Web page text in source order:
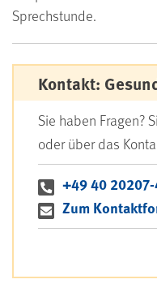
Sprechstunde.
Kontakt:
Sie haben Fragen?
oder über das
+49 40
Zum